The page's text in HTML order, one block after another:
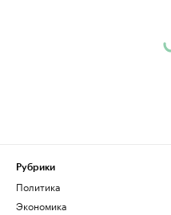
Рубрики
Политика
Экономика